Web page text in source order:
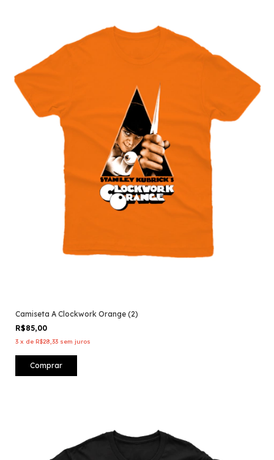
Camiseta A Clockwork Orange (2)
R$85,00
3 x de R$28,33 sem juros
Comprar